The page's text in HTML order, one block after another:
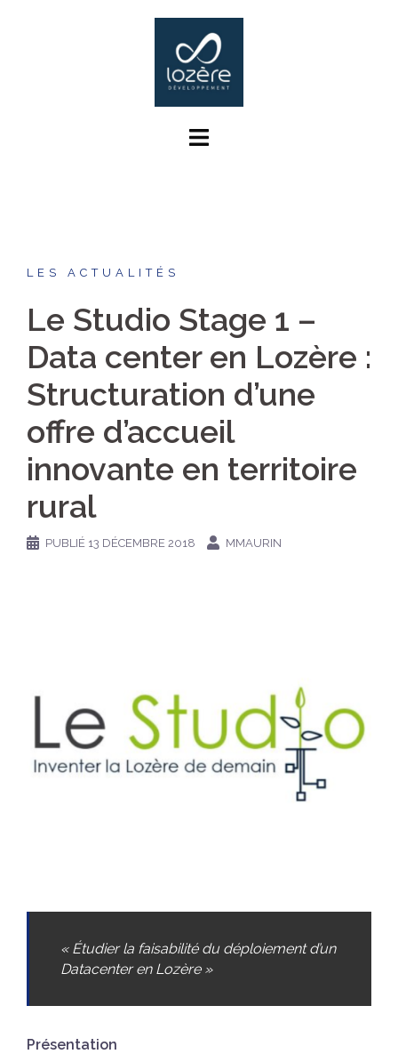
LES ACTUALITÉS
Le Studio Stage 1 –
Data center en Lozère :
Structuration d’une
offre d’accueil
innovante en territoire
rural
PUBLIÉ 13 DÉCEMBRE 2018 MMAURIN
« Étudier la faisabilité du déploiement d’un
Datacenter en Lozère »
Présentation